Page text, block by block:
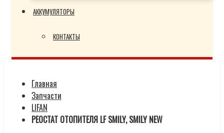
АККУМУЛЯТОРЫ
КОНТАКТЫ
Главная
Запчасти
LIFAN
РЕОСТАТ ОТОПИТЕЛЯ LF SMILY, SMILY NEW